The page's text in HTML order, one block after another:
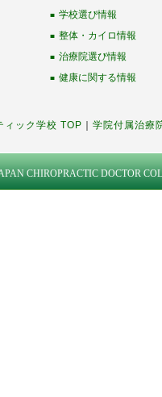
■ 学校選び情報
■ 整体・カイロ情報
■ 治療院選び情報
■ 健康に関する情報
ィック学校 TOP 学院付属治療
CHIROPRACTIC DOCTOR